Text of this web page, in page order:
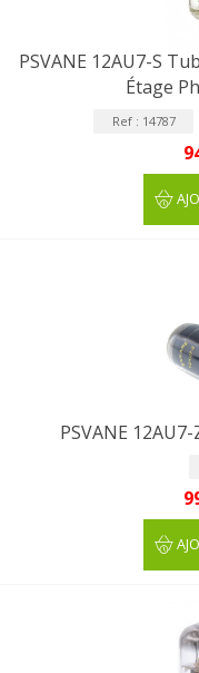
PSVANE 12AU7-S
Étage
Ref : 14787
PSVANE